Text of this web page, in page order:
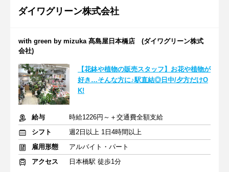
ダイワグリーン株式会社
with green by mizuka 髙島屋日本橋店 (ダイワグリーン株式
会社)
【花鉢や植物の販売スタッフ】お花や植物が
好き…そんな方に♪駅直結◎日中/夕方だけO
K!
給与
時給1226円～＋交通費全額支給
シフト
週2日以上 1日4時間以上
雇用形態
アルバイト・パート
アクセス
日本橋駅 徒歩1分